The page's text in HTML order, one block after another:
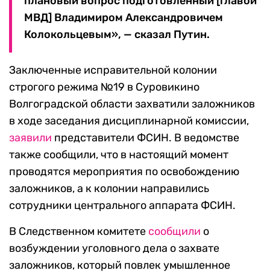
МВД] Владимиром Александровичем
Колокольцевым», — сказал Путин.
Заключенные исправительной колонии
строгого режима №19 в Суровикино
Волгоградской области захватили заложников
в ходе заседания дисциплинарной комиссии,
заявили представители ФСИН. В ведомстве
также сообщили, что в настоящий момент
проводятся мероприятия по освобождению
заложников, а к колонии направились
сотрудники центрального аппарата ФСИН.
В Следственном комитете сообщили о
возбуждении уголовного дела о захвате
заложников, который повлек умышленное